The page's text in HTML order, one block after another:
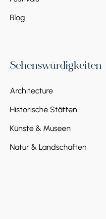
Blog
Sehenswürdigkeiten
Architecture
Historische Stätten
Künste & Museen
Natur & Landschaften